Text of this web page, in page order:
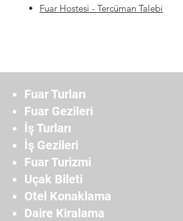
Fuar Hostesi - Tercüman Talebi
Fuar Turları
Fuar Gezileri
İş Turları
İş Gezileri
Fuar Turizmi
Uçak Bileti
Otel Konaklama
Daire Kiralama